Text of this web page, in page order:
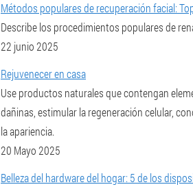
Métodos populares de recuperación facial:
Describe los procedimientos populares de
22 junio 2025
Rejuvenecer en casa
Use productos naturales que contengan
dañinas, estimular la regeneración celular,
la apariencia.
20 Mayo 2025
Belleza del hardware del hogar: 5 de los